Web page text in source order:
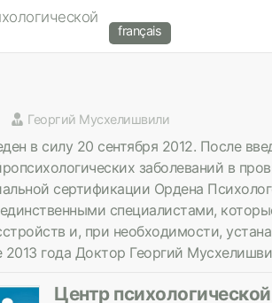
français
Георгий Мусхелишвили
в силу 20 сентября 2012. После
заболеваний в
сертификации Ордена
специалистами,
и, при необходимости,
2013 года Доктор Георгий
Центр